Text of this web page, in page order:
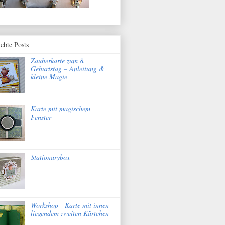
Posts
Zauberkarte zum 8.
Geburtstag – Anleitung &
kleine Magie
Karte mit magischem
Fenster
Stationarybox
Workshop - Karte mit innen
liegendem zweiten Kärtchen